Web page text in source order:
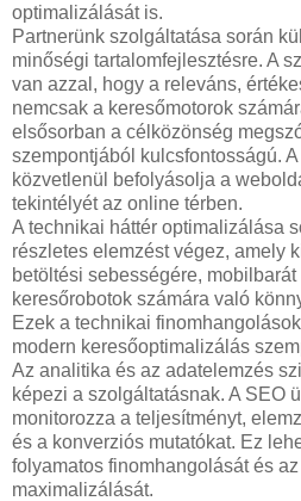
optimalizálását is.
Partnerünk szolgáltatása során
minőségi tartalomfejlesztésre. A
van azzal, hogy a releváns,
nemcsak a keresőmotorok
elsősorban a célközönség
szempontjából kulcsfontosságú.
közvetlenül befolyásolja a
tekintélyét az online térben.
A technikai háttér optimalizálása
részletes elemzést végez, amely
betöltési sebességére,
keresőrobotok számára való
Ezek a technikai
modern keresőoptimalizálás
Az analitika és az adatelemzés
képezi a szolgáltatásnak. A SEO
monitorozza a teljesítményt,
és a konverziós mutatókat. Ez
folyamatos finomhangolását és
maximalizálását.